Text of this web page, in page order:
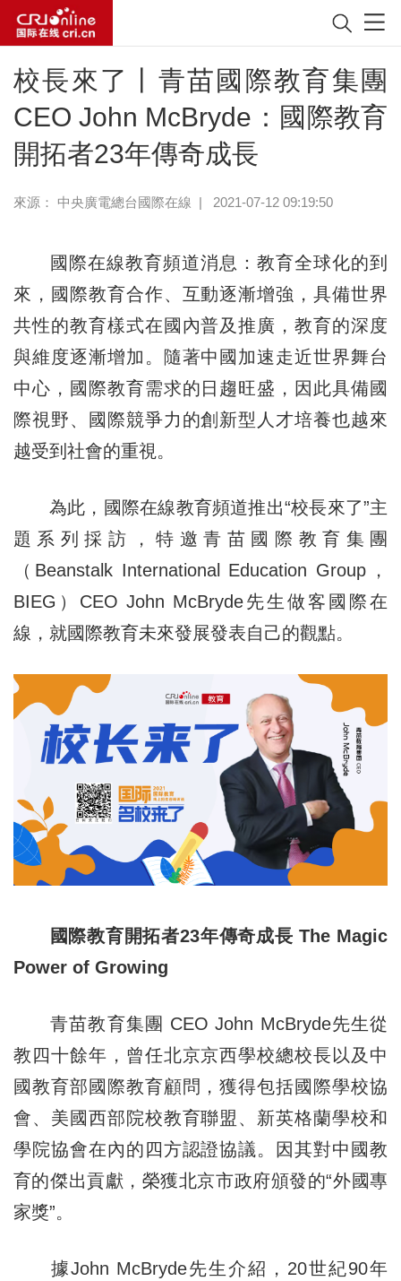
校長來了丨青苗國際教育集團
CEO John McBryde：國際教育
開拓者23年傳奇成長
來源： 中央廣電總台國際在線 | 2021-07-12 09:19:50
國際在線教育頻道消息：教育全球化的到
來，國際教育合作、互動逐漸增強，具備世界
共性的教育樣式在國內普及推廣，教育的深度
與維度逐漸增加。隨著中國加速走近世界舞台
中心，國際教育需求的日趨旺盛，因此具備國
際視野、國際競爭力的創新型人才培養也越來
越受到社會的重視。
為此，國際在線教育頻道推出“校長來了”主
題系列採訪，特邀青苗國際教育集團
（Beanstalk International Education Group，
BIEG）CEO John McBryde先生做客國際在
線，就國際教育未來發展發表自己的觀點。
國際教育開拓者23年傳奇成長 The Magic
Power of Growing
青苗教育集團 CEO John McBryde先生從
教四十餘年，曾任北京京西學校總校長以及中
國教育部國際教育顧問，獲得包括國際學校協
會、美國西部院校教育聯盟、新英格蘭學校和
學院協會在內的四方認證協議。因其對中國教
育的傑出貢獻，榮獲北京市政府頒發的“外國專
家獎”。
據John McBryde先生介紹，20世紀90年